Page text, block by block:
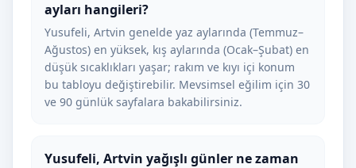
ayları hangileri?
Yusufeli, Artvin genelde yaz aylarında (Temmuz–
Ağustos) en yüksek, kış aylarında (Ocak–Şubat) en
düşük sıcaklıkları yaşar; rakım ve kıyı içi konum
bu tabloyu değiştirebilir. Mevsimsel eğilim için 30
ve 90 günlük sayfalara bakabilirsiniz.
Yusufeli, Artvin yağışlı günler ne zaman